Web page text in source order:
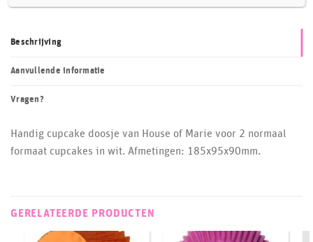
Beschrijving
Aanvullende informatie
Vragen?
Handig cupcake doosje van House of Marie voor 2 normaal
formaat cupcakes in wit. Afmetingen: 185x95x90mm.
GERELATEERDE PRODUCTEN